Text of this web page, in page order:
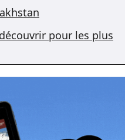
pour les plus
voyager